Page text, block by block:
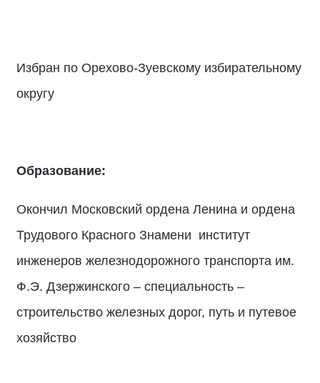
Избран по Орехово-Зуевскому избирательному
округу
Образование:
Окончил Московский ордена Ленина и ордена
Трудового Красного Знамени институт
инженеров железнодорожного транспорта им.
Ф.Э. Дзержинского – специальность –
строительство железных дорог, путь и путевое
хозяйство